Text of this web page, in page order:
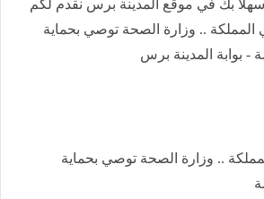
بك في موقع المدينة برس نقدم لكم
المملكة .. وزارة الصحة توصي بحماية
- بوابة المدينة برس